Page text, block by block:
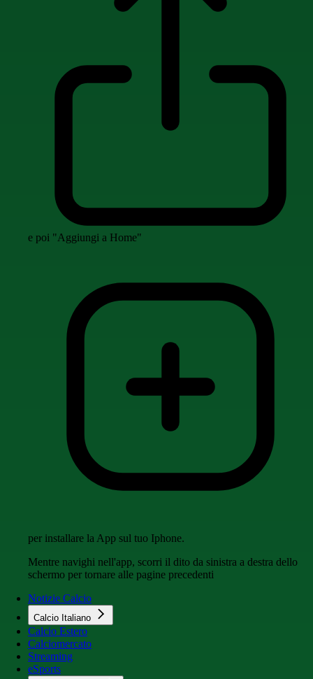
e poi "Aggiungi a Home"
per installare la App sul tuo Iphone.
Mentre navighi nell'app, scorri il dito da sinistra a destra dello
schermo per tornare alle pagine precedenti
Notizie Calcio
Calcio Italiano
Calcio Estero
Calciomercato
Streaming
eSports